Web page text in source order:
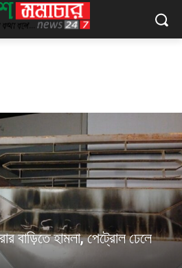
বাড়িতে হামলা, পেট্রোল ঢেলে